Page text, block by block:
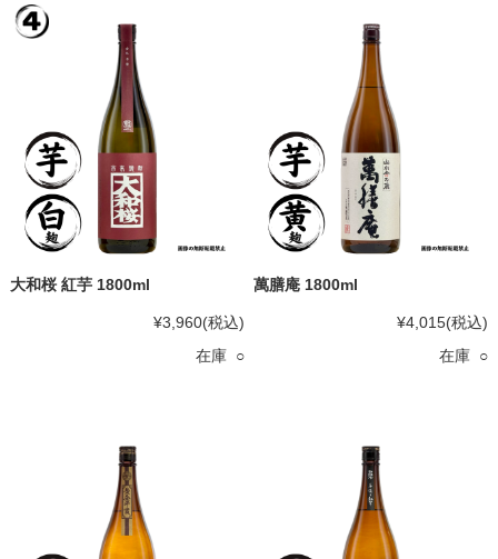
大和桜 紅芋 1800ml
¥3,960(税込)
在庫 ○
萬膳庵 1800ml
¥4,015(税込)
在庫 ○